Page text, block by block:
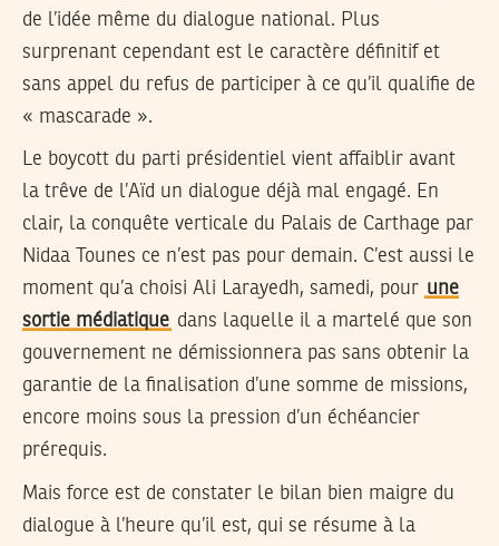
de l’idée même du dialogue national. Plus
surprenant cependant est le caractère définitif et
sans appel du refus de participer à ce qu’il qualifie de
« mascarade ».
Le boycott du parti présidentiel vient affaiblir avant
la trêve de l’Aïd un dialogue déjà mal engagé. En
clair, la conquête verticale du Palais de Carthage par
Nidaa Tounes ce n’est pas pour demain. C’est aussi le
moment qu’a choisi Ali Larayedh, samedi, pour une
sortie médiatique dans laquelle il a martelé que son
gouvernement ne démissionnera pas sans obtenir la
garantie de la finalisation d’une somme de missions,
encore moins sous la pression d’un échéancier
prérequis.
Mais force est de constater le bilan bien maigre du
dialogue à l’heure qu’il est, qui se résume à la